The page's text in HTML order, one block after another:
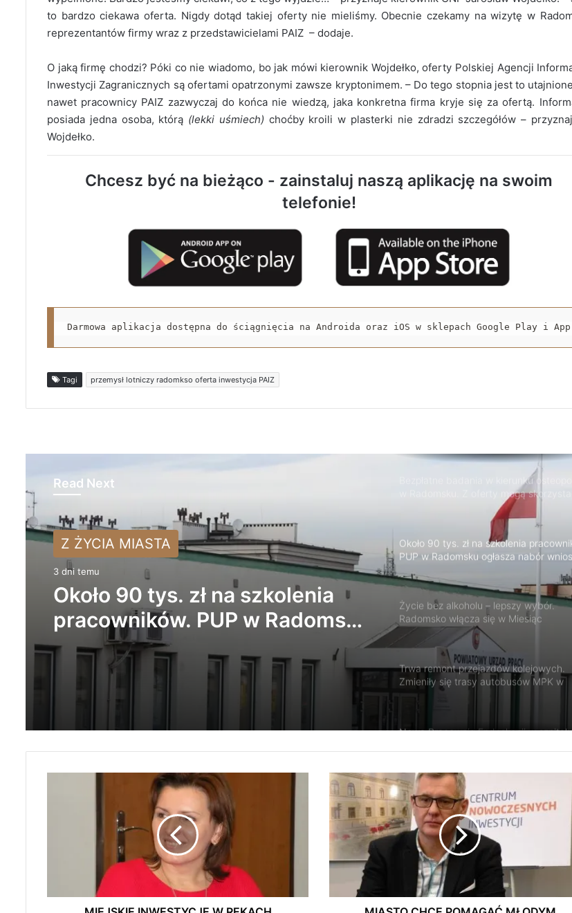
to bardzo ciekawa oferta. Nigdy dotąd takiej oferty nie mieliśmy. Obecnie czekamy na wizytę w
reprezentantów firmy wraz z przedstawicielami PAIZ – dodaje.
O jaką firmę chodzi? Póki co nie wiadomo, bo jak mówi kierownik Wojdełko, oferty Polskiej Agencji
Inwestycji Zagranicznych są ofertami opatrzonymi zawsze kryptonimem. – Do tego stopnia jest to
nawet pracownicy PAIZ zazwyczaj do końca nie wiedzą, jaka konkretna firma kryje się za ofertą.
posiada jedna osoba, którą (lekki uśmiech) choćby kroili w plasterki nie zdradzi szczegółów –
Wojdełko.
Chcesz być na bieżąco - zainstaluj naszą aplikację na swoim
telefonie!
Darmowa aplikacja dostępna do ściągnięcia na Androida oraz iOS w sklepach Google Play i App
Tagi przemysł lotniczy radomkso oferta inwestycja PAIZ
Read Next
Z ŻYCIA MIASTA
3 dni temu
Około 90 tys. zł na szkolenia
pracowników. PUP w Radomsku
ogłasza nabór wniosków
Powstania Warszawskiego
AQUARA świętuje 5. urodziny. Będą
atrakcje dla całych rodzin
Radomsku
Bezpłatne badania w kierunku
w Radomsku. Z oferty mogą skorzystać
Około 90 tys. zł na szkolenia
PUP w Radomsku ogłasza nabór
Życie bez alkoholu – lepszy wybór.
Radomsko włącza się w Miesiąc
Trwa remont przejazdów kolejowych.
Zmieniły się trasy autobusów MPK w
Nowa Pracownia Endoskopii w
Radomsko oddało hołd bohaterom
Powstania Warszawskiego
AQUARA świętuje 5. urodziny. Będą
atrakcje dla całych rodzin
I
M
I
A
S
T
C
C